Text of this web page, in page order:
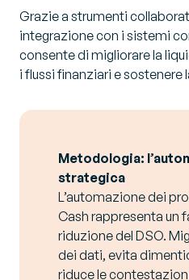
Grazie a strumenti
integrazione con i sistemi
consente di migliorare la
i flussi finanziari e sostenere
Metodologia:
strategica
L’automazione dei
Cash rappresenta un
riduzione del DSO.
dei dati, evita
riduce le